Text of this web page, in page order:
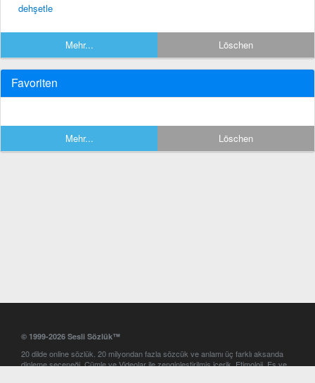
dehşetle
Mehr... Löschen
Favoriten
Mehr... Löschen
© 1999-2026 Sesli Sözlük™
20 dilde online sözlük. 20 milyondan fazla sözcük ve anlamı üç farklı aksanda
dinleme seçeneği. Cümle ve Videolar ile zenginleştirilmiş içerik. Etimoloji, Eş ve